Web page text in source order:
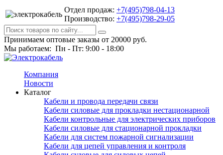
Отдел продаж: +7(495)798-04-13
Производство: +7(495)798-29-05
Принимаем оптовые заказы от 20000 руб.
Мы работаем: Пн - Пт: 9:00 - 18:00
Компания
Новости
Каталог
Кабели и провода передачи связи
Кабели силовые для прокладки нестационарной
Кабели контрольные для электрических приборов
Кабели силовые для стационарной прокладки
Кабели для систем пожарной сигнализации
Кабели для цепей управления и контроля